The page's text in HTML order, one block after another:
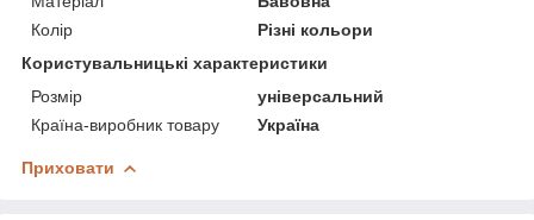
Колір
Різні кольори
Користувальницькі характеристики
Розмір
універсальний
Країна-виробник товару
Україна
Приховати